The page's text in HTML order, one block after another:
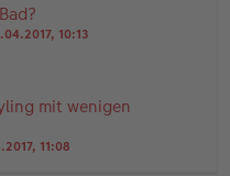
10:13
mit wenigen
11:08